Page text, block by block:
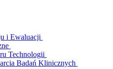
i Ewaluacji
Technologii
Badań Klinicznych